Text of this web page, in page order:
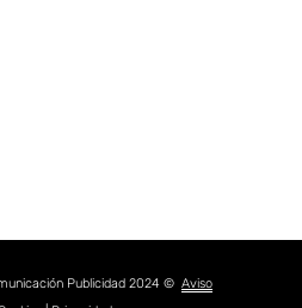
Publicidad 2024 © Aviso